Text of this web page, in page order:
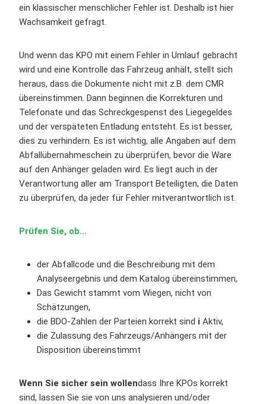
ein klassischer menschlicher Fehler ist. Deshalb ist hier
Wachsamkeit gefragt.
Und wenn das KPO mit einem Fehler in Umlauf gebracht
wird und eine Kontrolle das Fahrzeug anhält, stellt sich
heraus, dass die Dokumente nicht mit z.B. dem CMR
übereinstimmen. Dann beginnen die Korrekturen und
Telefonate und das Schreckgespenst des Liegegeldes
und der verspäteten Entladung entsteht. Es ist besser,
dies zu verhindern. Es ist wichtig, alle Angaben auf dem
Abfallübernahmeschein zu überprüfen, bevor die Ware
auf den Anhänger geladen wird. Es liegt auch in der
Verantwortung aller am Transport Beteiligten, die Daten
zu überprüfen, da jeder für Fehler mitverantwortlich ist.
Prüfen Sie, ob...
der Abfallcode und die Beschreibung mit dem
Analyseergebnis und dem Katalog übereinstimmen,
Das Gewicht stammt vom Wiegen, nicht von
Schätzungen,
die BDO-Zahlen der Parteien korrekt sind i Aktiv,
die Zulassung des Fahrzeugs/Anhängers mit der
Disposition übereinstimmt
Wenn Sie sicher sein wollendass Ihre KPOs korrekt
sind, lassen Sie sie von uns analysieren und/oder